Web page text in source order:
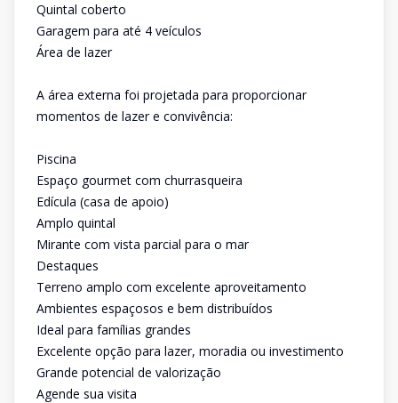
Quintal coberto
Garagem para até 4 veículos
Área de lazer
A área externa foi projetada para proporcionar
momentos de lazer e convivência:
Piscina
Espaço gourmet com churrasqueira
Edícula (casa de apoio)
Amplo quintal
Mirante com vista parcial para o mar
Destaques
Terreno amplo com excelente aproveitamento
Ambientes espaçosos e bem distribuídos
Ideal para famílias grandes
Excelente opção para lazer, moradia ou investimento
Grande potencial de valorização
Agende sua visita